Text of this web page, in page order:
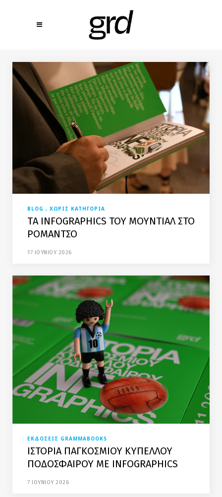
BLOG ΧΩΡΙΣ ΚΑΤΗΓΟΡΙΑ
TΑ INFOGRAPHICS ΤΟΥ ΜΟΥΝΤΙΑΛ ΣΤΟ
ΡΟΜΑΝΤΣΟ
17 ΙΟΥΝΙΟΥ 2026
EKΔΟΣΕΙΣ GRAMMABOOKS
ΙΣΤΟΡΙΑ ΠΑΓΚΟΣΜΙΟΥ ΚΥΠΕΛΛΟΥ
ΠΟΔΟΣΦΑΙΡΟΥ ΜΕ INFOGRAPHICS
7 ΙΟΥΝΙΟΥ 2026